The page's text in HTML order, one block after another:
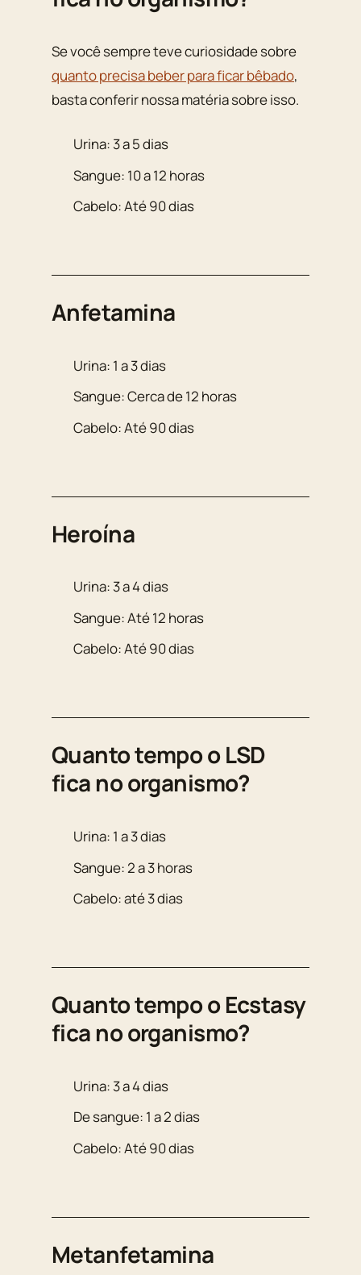
Se você sempre teve curiosidade sobre
quanto precisa beber para ficar bêbado,
basta conferir nossa matéria sobre isso.
Urina: 3 a 5 dias
Sangue: 10 a 12 horas
Cabelo: Até 90 dias
Anfetamina
Urina: 1 a 3 dias
Sangue: Cerca de 12 horas
Cabelo: Até 90 dias
Heroína
Urina: 3 a 4 dias
Sangue: Até 12 horas
Cabelo: Até 90 dias
Quanto tempo o LSD
fica no organismo?
Urina: 1 a 3 dias
Sangue: 2 a 3 horas
Cabelo: até 3 dias
Quanto tempo o Ecstasy
fica no organismo?
Urina: 3 a 4 dias
De sangue: 1 a 2 dias
Cabelo: Até 90 dias
Metanfetamina